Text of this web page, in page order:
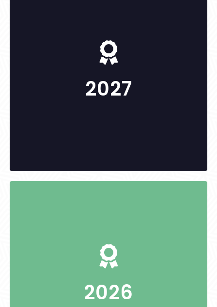
2027
-
2026
-